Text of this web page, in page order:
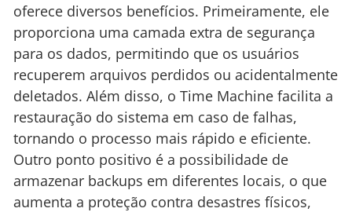
oferece diversos benefícios. Primeiramente, ele
proporciona uma camada extra de segurança
para os dados, permitindo que os usuários
recuperem arquivos perdidos ou acidentalmente
deletados. Além disso, o Time Machine facilita a
restauração do sistema em caso de falhas,
tornando o processo mais rápido e eficiente.
Outro ponto positivo é a possibilidade de
armazenar backups em diferentes locais, o que
aumenta a proteção contra desastres físicos,